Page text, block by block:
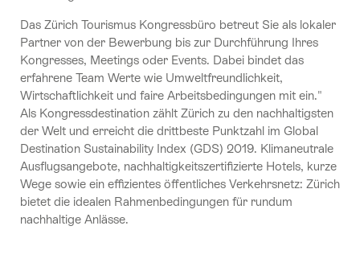
Das Zürich Tourismus Kongressbüro betreut Sie als lokaler
Partner von der Bewerbung bis zur Durchführung Ihres
Kongresses, Meetings oder Events. Dabei bindet das
erfahrene Team Werte wie Umweltfreundlichkeit,
Wirtschaftlichkeit und faire Arbeitsbedingungen mit ein."
Als Kongressdestination zählt Zürich zu den nachhaltigsten
der Welt und erreicht die drittbeste Punktzahl im Global
Destination Sustainability Index (GDS) 2019. Klimaneutrale
Ausflugsangebote, nachhaltigkeitszertifizierte Hotels, kurze
Wege sowie ein effizientes öffentliches Verkehrsnetz: Zürich
bietet die idealen Rahmenbedingungen für rundum
nachhaltige Anlässe.